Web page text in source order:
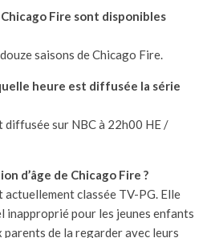
Fire sont disponibles
saisons de Chicago Fire.
heure est diffusée la série
diffusée sur NBC à 22h00 HE /
d’âge de Chicago Fire ?
actuellement classée TV-PG. Elle
inapproprié pour les jeunes enfants
parents de la regarder avec leurs